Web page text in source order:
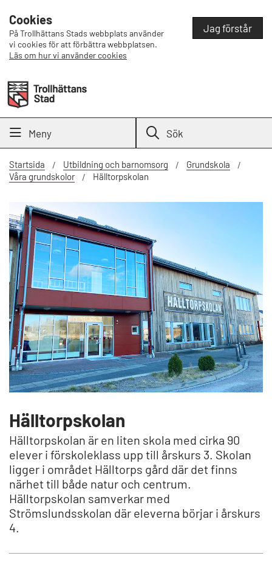
Cookies
På Trollhättans Stads webbplats använder
vi cookies för att förbättra webbplatsen.
Läs om hur vi använder cookies
Jag förstår
Meny Sök
Startsida Utbildning och barnomsorg
Grundskola
Våra grundskolor
Hälltorpskolan
Hälltorpskolan
Hälltorpskolan är en liten skola med cirka 90
elever i förskoleklass upp till årskurs 3. Skolan
ligger i området Hälltorps gård där det finns
närhet till både natur och centrum.
Hälltorpskolan samverkar med
Strömslundsskolan där eleverna börjar i årskurs
4.